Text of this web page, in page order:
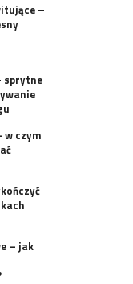
–
sprytne
w czym
– jak